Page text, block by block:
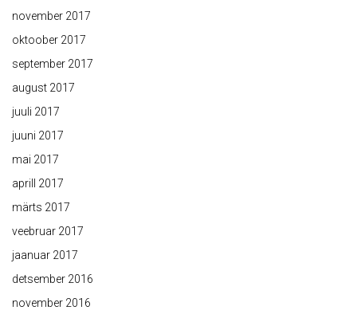
november 2017
oktoober 2017
september 2017
august 2017
juuli 2017
juuni 2017
mai 2017
aprill 2017
märts 2017
veebruar 2017
jaanuar 2017
detsember 2016
november 2016